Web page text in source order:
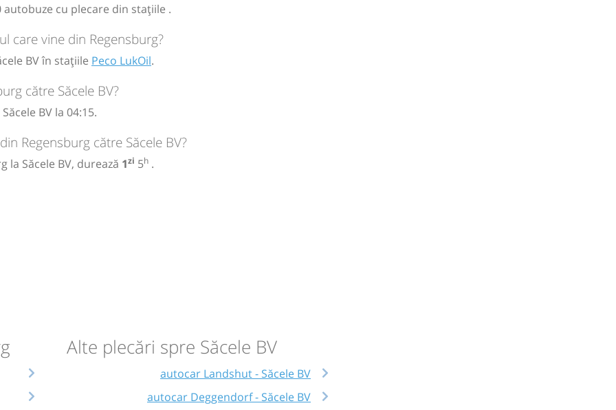
S
autobuze cu plecare din stațiile .
care vine din Regensburg?
BV în stațiile Peco LukOil.
către Săcele BV?
BV la 04:15.
Regensburg către Săcele BV?
la Săcele BV, durează 1zi 5h .
Alte plecări spre Săcele BV
autocar Landshut - Săcele BV
autocar Deggendorf - Săcele BV